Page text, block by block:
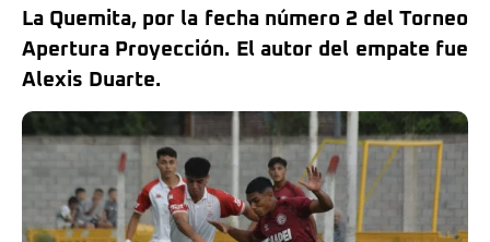
La Quemita, por la fecha número 2 del Torneo
Apertura Proyección. El autor del empate fue
Alexis Duarte.